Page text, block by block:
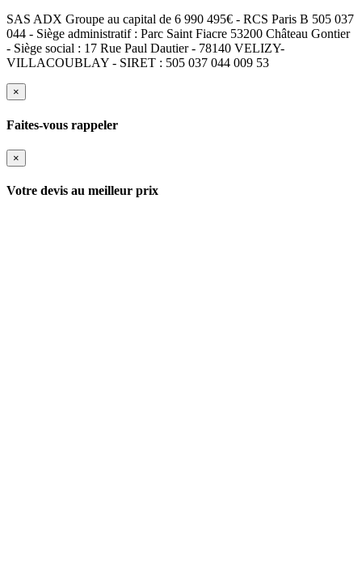
SAS ADX Groupe au capital de 6 990 495€ - RCS Paris B 505 037
044 - Siège administratif : Parc Saint Fiacre 53200 Château Gontier
- Siège social : 17 Rue Paul Dautier - 78140 VELIZY-
VILLACOUBLAY - SIRET : 505 037 044 009 53
×
Faites-vous rappeler
×
Votre devis au meilleur prix